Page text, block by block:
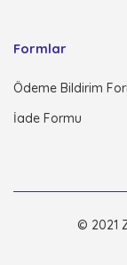
Formlar
Ödeme Bildirim
İade Formu
© 2021